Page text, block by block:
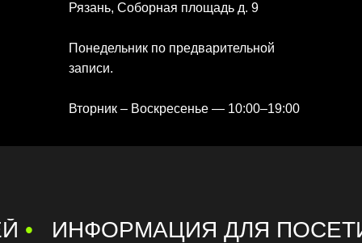
Рязань, Соборная площадь д. 9
Понедельник по предварительной
записи.
Вторник – Воскресенье — 10:00–19:00
•
ИНФОРМАЦИЯ ДЛЯ